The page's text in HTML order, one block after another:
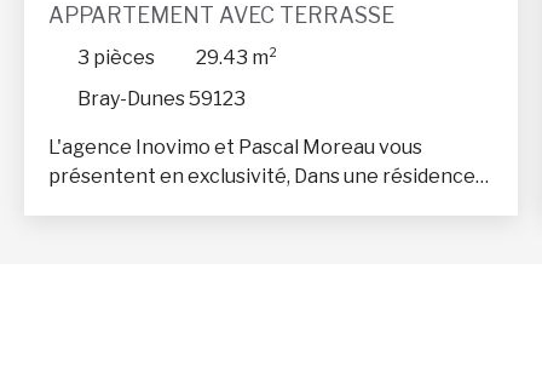
APPARTEMENT AVEC TERRASSE
3 pièces 29.43 m²
Bray-Dunes 59123
L'agence Inovimo et Pascal Moreau vous
présentent en exclusivité, Dans une résidence